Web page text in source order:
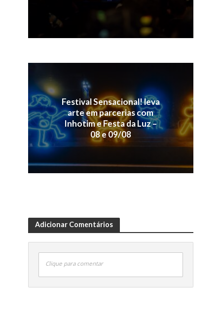
Festival Sensacional! leva
arte em parcerias com
Inhotim e Festa da Luz –
08 e 09/08
Adicionar Comentários
Clique para comentar